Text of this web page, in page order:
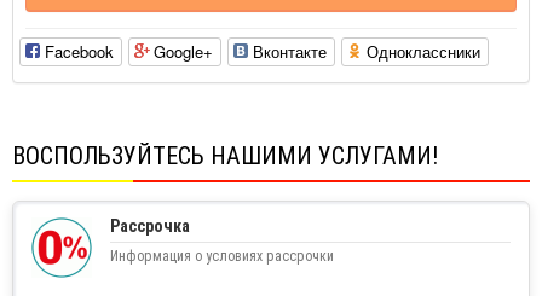
Facebook Google+ Вконтакте Одноклассники
ВОСПОЛЬЗУЙТЕСЬ НАШИМИ УСЛУГАМИ!
Рассрочка
Информация о условиях рассрочки